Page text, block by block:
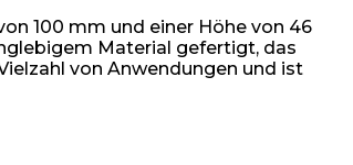
100 mm und einer Höhe von 46
Material gefertigt, das
von Anwendungen und ist